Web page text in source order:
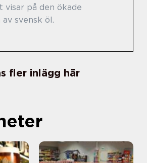
visar på den ökade
svensk öl.
fler inlägg här